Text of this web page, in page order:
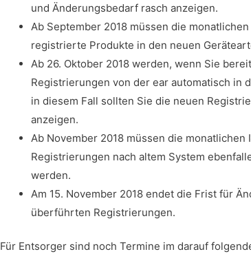
und Änderungsbedarf rasch anzeigen.
Ab September 2018 müssen die
registrierte Produkte in den neuen
Ab 26. Oktober 2018 werden, wenn Sie
Registrierungen von der ear automatisch in
in diesem Fall sollten Sie die neuen
anzeigen.
Ab November 2018 müssen die
Registrierungen nach altem System
werden.
Am 15. November 2018 endet die Frist für
überführten Registrierungen.
Für Entsorger sind noch Termine im darauf